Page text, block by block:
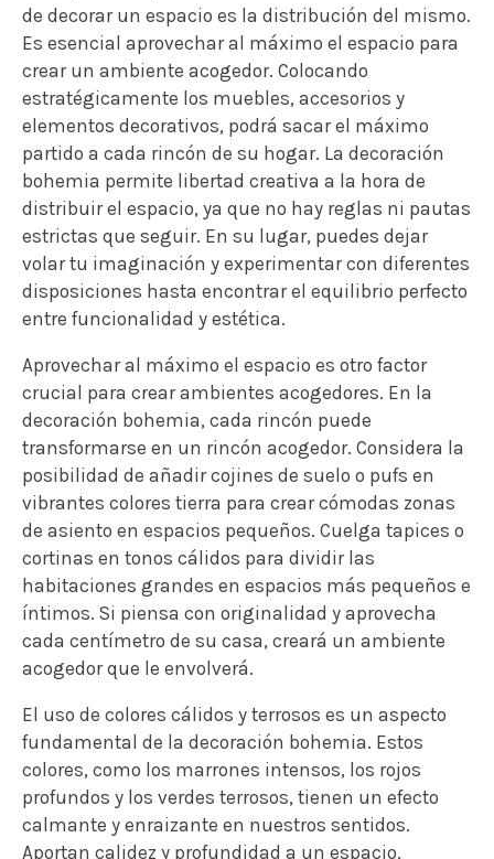
de decorar un espacio es la distribución del mismo.
Es esencial aprovechar al máximo el espacio para
crear un ambiente acogedor. Colocando
estratégicamente los muebles, accesorios y
elementos decorativos, podrá sacar el máximo
partido a cada rincón de su hogar. La decoración
bohemia permite libertad creativa a la hora de
distribuir el espacio, ya que no hay reglas ni pautas
estrictas que seguir. En su lugar, puedes dejar
volar tu imaginación y experimentar con diferentes
disposiciones hasta encontrar el equilibrio perfecto
entre funcionalidad y estética.
Aprovechar al máximo el espacio es otro factor
crucial para crear ambientes acogedores. En la
decoración bohemia, cada rincón puede
transformarse en un rincón acogedor. Considera la
posibilidad de añadir cojines de suelo o pufs en
vibrantes colores tierra para crear cómodas zonas
de asiento en espacios pequeños. Cuelga tapices o
cortinas en tonos cálidos para dividir las
habitaciones grandes en espacios más pequeños e
íntimos. Si piensa con originalidad y aprovecha
cada centímetro de su casa, creará un ambiente
acogedor que le envolverá.
El uso de colores cálidos y terrosos es un aspecto
fundamental de la decoración bohemia. Estos
colores, como los marrones intensos, los rojos
profundos y los verdes terrosos, tienen un efecto
calmante y enraizante en nuestros sentidos.
Aportan calidez y profundidad a un espacio,